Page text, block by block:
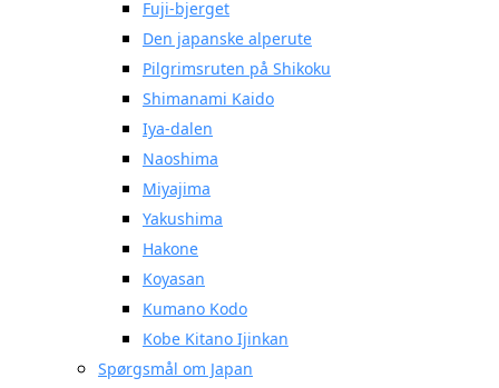
Fuji-bjerget
Den japanske alperute
Pilgrimsruten på Shikoku
Shimanami Kaido
Iya-dalen
Naoshima
Miyajima
Yakushima
Hakone
Koyasan
Kumano Kodo
Kobe Kitano Ijinkan
Spørgsmål om Japan